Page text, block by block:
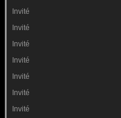
Invité
Invité
Invité
Invité
Invité
Invité
Invité